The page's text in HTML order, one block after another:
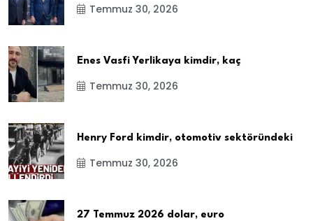
Temmuz 30, 2026
Enes Vasfi Yerlikaya kimdir, kaç
Temmuz 30, 2026
Henry Ford kimdir, otomotiv sektöründeki
Temmuz 30, 2026
27 Temmuz 2026 dolar, euro